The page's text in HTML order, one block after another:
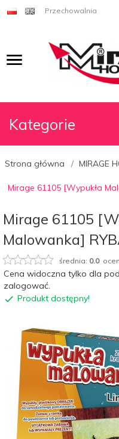
Przechowalnia
Kategorie
Strona główna MIRAGE
Mirage 61105 [Wypukła
Mirage 61105
Malowanka]
średnia: 0.0
Cena widoczna tylko dla
zalogować.
Produkt dostępny!